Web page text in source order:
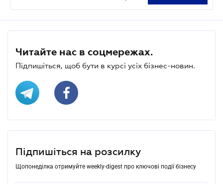
Читайте нас в соцмережах.
Підпишіться, щоб бути в курсі усіх бізнес-новин.
Підпишіться на розсилку
Щопонеділка отримуйте weekly-digest про ключові події бізнесу